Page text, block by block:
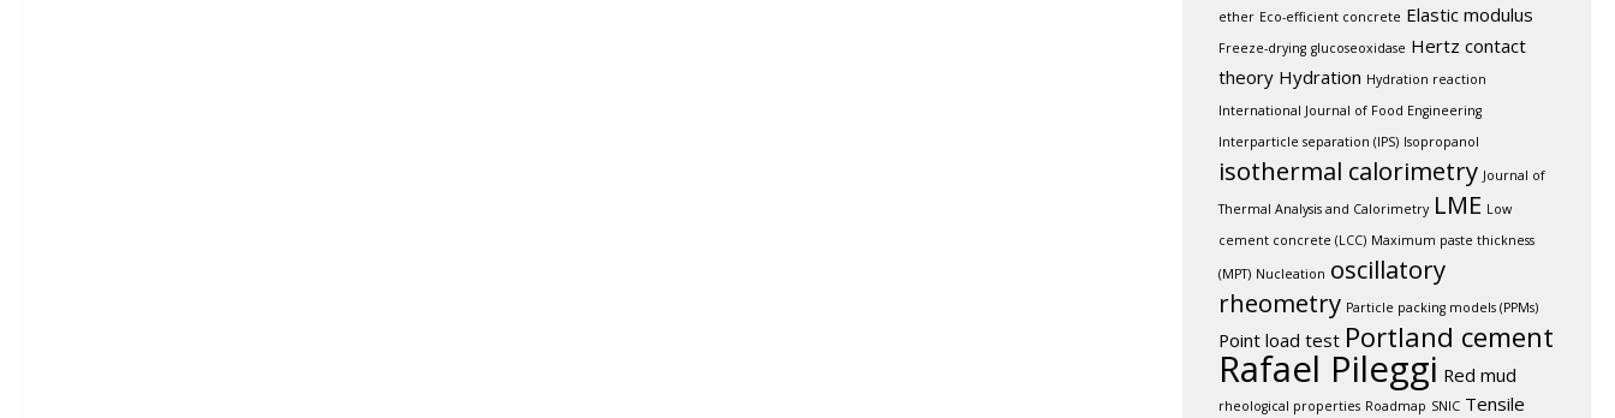
ether Eco-efficient concrete Elastic modulus
Freeze-drying glucoseoxidase Hertz contact
theory Hydration Hydration reaction
International Journal of Food Engineering
Interparticle separation (IPS) Isopropanol
isothermal calorimetry Journal of
Thermal Analysis and Calorimetry LME Low
cement concrete (LCC) Maximum paste thickness
(MPT) Nucleation oscillatory
rheometry Particle packing models (PPMs)
Point load test Portland cement
Rafael Pileggi Red mud
rheological properties Roadmap SNIC Tensile